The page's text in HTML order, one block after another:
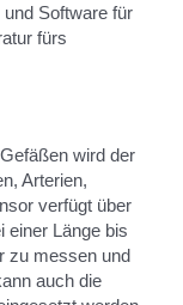
Software für
fürs
wird der
Arterien,
verfügt über
einer Länge bis
zu messen und
auch die